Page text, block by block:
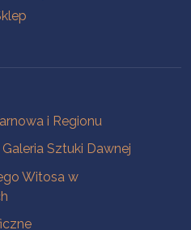
i Regionu
Sztuki Dawnej
Witosa w